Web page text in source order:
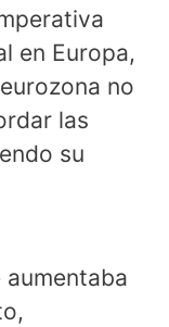
en Europa,
no
las
su